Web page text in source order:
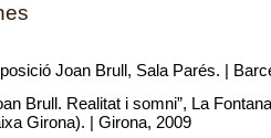
Joan Brull, Sala Parés. |
Brull. Realitat i somni”, La
Girona). | Girona, 2009